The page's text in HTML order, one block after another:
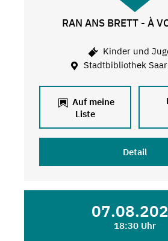
RAN ANS BRETT - À
Kinder und
Stadtbibliothek
Auf meine
Liste
Detail
18:30 Uhr